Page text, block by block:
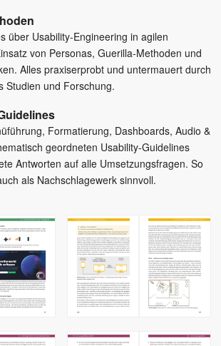
über Usability-Engineering in agilen
von Personas, Guerilla-Methoden und
Alles praxiserprobt und untermauert durch
Studien und Forschung.
Formatierung, Dashboards, Audio &
geordneten Usability-Guidelines
Antworten auf alle Umsetzungsfragen. So
als Nachschlagewerk sinnvoll.